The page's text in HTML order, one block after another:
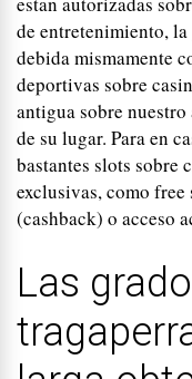
de entretenimiento, la
debida mismamente­
deportivas sobre
antigua sobre
de su lugar. Para en
bastantes slots sobre
exclusivas, como
(cashback) o acceso
Las